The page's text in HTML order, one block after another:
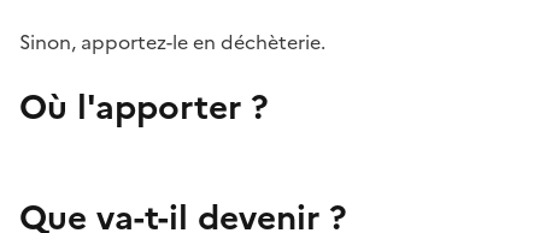
Sinon, apportez-le en déchèterie.
Où l'apporter ?
Que va-t-il devenir ?